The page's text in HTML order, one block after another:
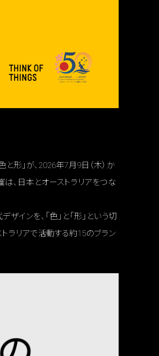
形」が、2026年7月9日（木）か
は、日本とオーストラリアをつな
インを、「色」と「形」という切
ラリアで活動する約15のブラン